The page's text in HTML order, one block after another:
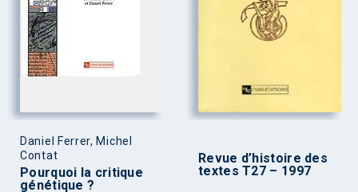
Daniel Ferrer, Michel
Contat
Pourquoi la critique
génétique ?
Revue d’histoire des
textes T27 – 1997